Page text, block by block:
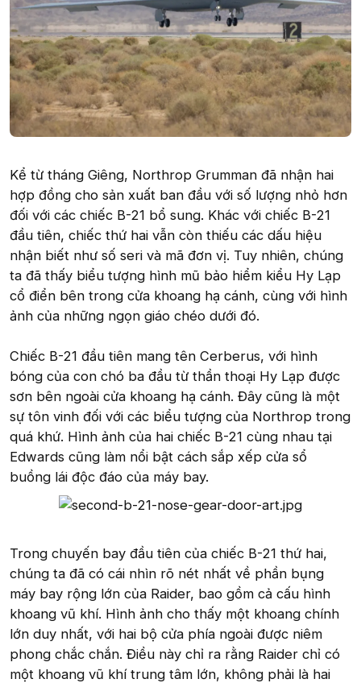
Kể từ tháng Giêng, Northrop Grumman đã nhận hai
hợp đồng cho sản xuất ban đầu với số lượng nhỏ hơn
đối với các chiếc B-21 bổ sung. Khác với chiếc B-21
đầu tiên, chiếc thứ hai vẫn còn thiếu các dấu hiệu
nhận biết như số seri và mã đơn vị. Tuy nhiên, chúng
ta đã thấy biểu tượng hình mũ bảo hiểm kiểu Hy Lạp
cổ điển bên trong cửa khoang hạ cánh, cùng với hình
ảnh của những ngọn giáo chéo dưới đó.
Chiếc B-21 đầu tiên mang tên Cerberus, với hình
bóng của con chó ba đầu từ thần thoại Hy Lạp được
sơn bên ngoài cửa khoang hạ cánh. Đây cũng là một
sự tôn vinh đối với các biểu tượng của Northrop trong
quá khứ. Hình ảnh của hai chiếc B-21 cùng nhau tại
Edwards cũng làm nổi bật cách sắp xếp cửa sổ
buồng lái độc đáo của máy bay.
Trong chuyến bay đầu tiên của chiếc B-21 thứ hai,
chúng ta đã có cái nhìn rõ nét nhất về phần bụng
máy bay rộng lớn của Raider, bao gồm cả cấu hình
khoang vũ khí. Hình ảnh cho thấy một khoang chính
lớn duy nhất, với hai bộ cửa phía ngoài được niêm
phong chắc chắn. Điều này chỉ ra rằng Raider chỉ có
một khoang vũ khí trung tâm lớn, không phải là hai